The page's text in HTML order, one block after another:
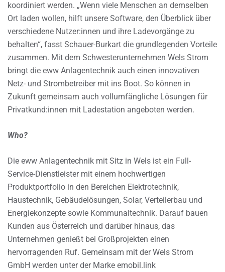
koordiniert werden. „Wenn viele Menschen an demselben
Ort laden wollen, hilft unsere Software, den Überblick über
verschiedene Nutzer:innen und ihre Ladevorgänge zu
behalten“, fasst Schauer-Burkart die grundlegenden Vorteile
zusammen. Mit dem Schwesterunternehmen Wels Strom
bringt die eww Anlagentechnik auch einen innovativen
Netz- und Strombetreiber mit ins Boot. So können in
Zukunft gemeinsam auch vollumfängliche Lösungen für
Privatkund:innen mit Ladestation angeboten werden.
Who?
Die eww Anlagentechnik mit Sitz in Wels ist ein Full-
Service-Dienstleister mit einem hochwertigen
Produktportfolio in den Bereichen Elektrotechnik,
Haustechnik, Gebäudelösungen, Solar, Verteilerbau und
Energiekonzepte sowie Kommunaltechnik. Darauf bauen
Kunden aus Österreich und darüber hinaus, das
Unternehmen genießt bei Großprojekten einen
hervorragenden Ruf. Gemeinsam mit der Wels Strom
GmbH werden unter der Marke emobil.link